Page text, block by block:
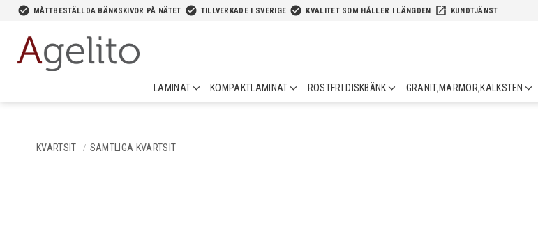
check_circle MÅTTBESTÄLLDA BÄNKSKIVOR PÅ NÄTET check_circle TILLVERKADE I SVERIGE check_circle KVALITET SOM HÅLLER I LÄNGDEN launch KUNDTJÄNST
LAMINAT KOMPAKTLAMINAT ROSTFRI DISKBÄNK GRANIT,MARMOR,KALKSTEN
KVARTSIT SAMTLIGA KVARTSIT